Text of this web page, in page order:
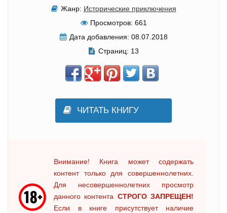
Жанр: Исторические приключения
Просмотров: 661
Дата добавления: 08.07.2018
Страниц: 13
ЧИТАТЬ КНИГУ
Внимание! Книга может содержать
контент только для совершеннолетних.
Для несовершеннолетних просмотр
данного контента СТРОГО ЗАПРЕЩЕН!
Если в книге присутствует наличие